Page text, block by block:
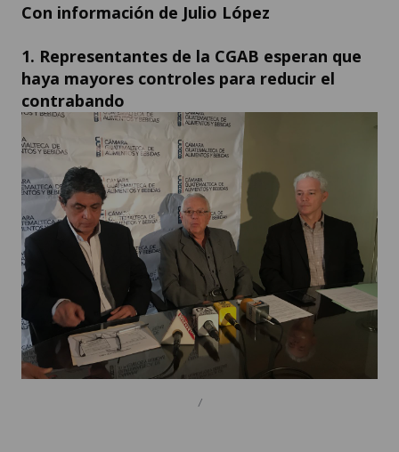
Con información de Julio López
1. Representantes de la CGAB esperan que
haya mayores controles para reducir el
contrabando
/